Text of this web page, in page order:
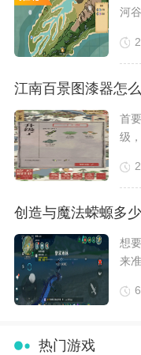
河
江南百景图漆器怎
首
级
创造与魔法蝾螈多
想
来
热门游戏